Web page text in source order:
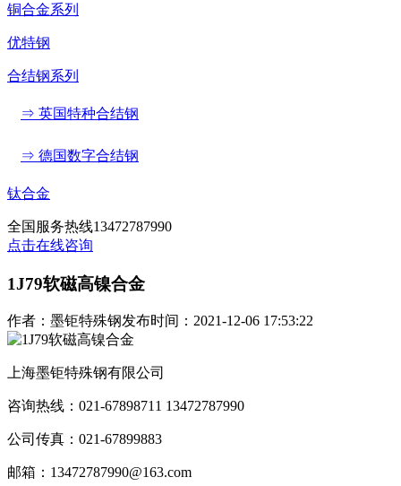
铜合金系列
优特钢
合结钢系列
⇒ 英国特种合结钢
⇒ 德国数字合结钢
钛合金
全国服务热线13472787990
点击在线咨询
1J79软磁高镍合金
作者：墨钜特殊钢发布时间：2021-12-06 17:53:22
上海墨钜特殊钢有限公司
咨询热线：021-67898711 13472787990
公司传真：021-67899883
邮箱：13472787990@163.com